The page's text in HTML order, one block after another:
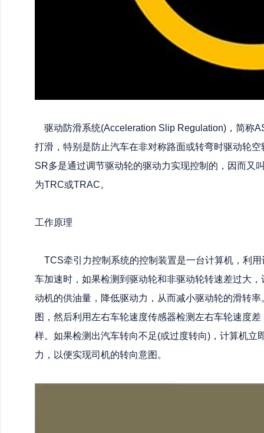
驱动防滑系统(Acceleration Slip Regulation)，简称
打滑，特别是防止汽车在非对称路面或转弯时驱动轮
SR多是通过调节驱动轮的驱动力实现控制的，因而又
为TRC或TRAC。
工作原理
TCS牵引力控制系统的控制装置是一台计算机，利
车加速时，如果检测到驱动轮和非驱动轮转速差过大
动机的供油量，降低驱动力，从而减小驱动轮的滑转
图，然后利用左右车轮速度传感器检测左右车轮速度
样。如果检测出汽车转向不足(或过度转向)，计算机
力，以便实现司机的转向意图。